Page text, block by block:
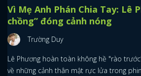
Vì Mẹ Anh Phán Chia Tay: Lê
chồng” đóng cảnh nóng
Trường Duy
Lê Phương hoàn toàn không hề "rào
về những cảnh thân mật rực lửa trong